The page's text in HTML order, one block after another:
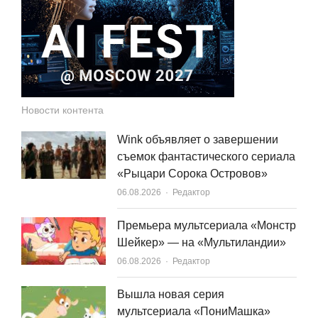
Новости контента
Wink объявляет о завершении
съемок фантастического сериала
«Рыцари Сорока Островов»
06.08.2026 Author
Редактор
Премьера мультсериала «Монстр
Шейкер» — на «Мультиландии»
06.08.2026 Author
Редактор
Вышла новая серия
мультсериала «ПониМашка»